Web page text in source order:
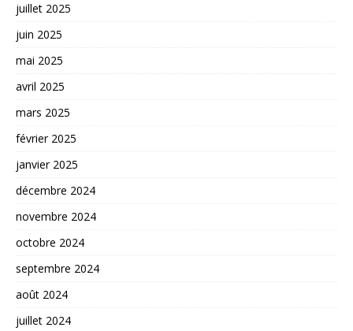
juillet 2025
juin 2025
mai 2025
avril 2025
mars 2025
février 2025
janvier 2025
décembre 2024
novembre 2024
octobre 2024
septembre 2024
août 2024
juillet 2024